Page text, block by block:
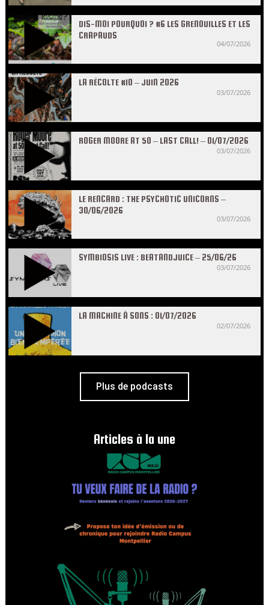
DIS-MOI POURQUOI ? #6 LES GRENOUILLES ET LES
CRAPAUDS
04/07/2026
LA RÉCOLTE #10 – JUIN 2026
03/07/2026
ROGER MOORE AT 50 – LAST CALL! – 01/07/2026
03/07/2026
LE RENCARD : THE PSYCHOTIC UNICORNS –
30/06/2026
03/07/2026
SYMBIOSIS LIVE : BEATANDJUICE – 25/06/26
03/07/2026
LA MACHINE À SONS : 01/07/2026
02/07/2026
Plus de podcasts
Articles à la une